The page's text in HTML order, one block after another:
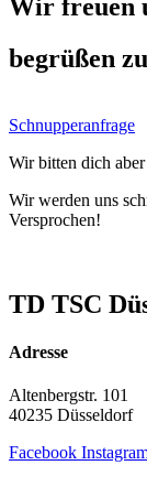
Wir freuen
begrüßen
Schnupperanfrage
Wir bitten dich
Wir werden uns
Versprochen!
TD TSC
Adresse
Altenbergstr. 101
40235 Düsseldorf
Facebook